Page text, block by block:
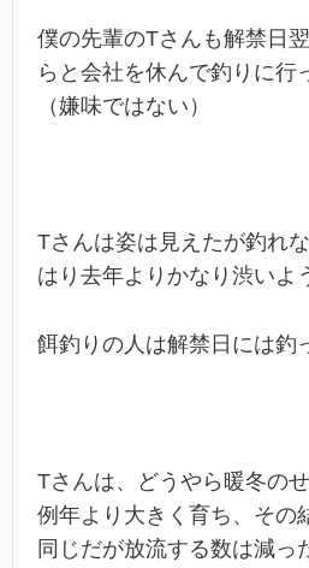
僕の先輩のTさんも解禁日
らと会社を休んで釣りに行
（嫌味ではない）
Tさんは姿は見えたが釣れ
はり去年よりかなり渋いよ
餌釣りの人は解禁日には釣
Tさんは、どうやら暖冬の
例年より大きく育ち、その
同じだが放流する数は減